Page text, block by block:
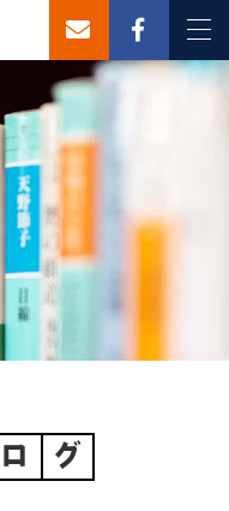
ロ グ